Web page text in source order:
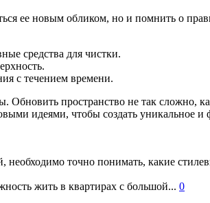
ее новым обликом, но и помнить о
средства для чистки.
с течением времени.
Обновить пространство не так сложно,
идеями, чтобы создать уникальное
необходимо точно понимать, какие
жить в квартирах с большой... 0